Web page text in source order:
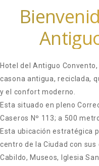
Hotel del Antiguo
casona antigua, reciclada,
y el confort moderno.
Esta situado en pleno
Caseros Nº 113; a 500
Esta ubicación estratégica
centro de la Ciudad con
Cabildo, Museos, Iglesia